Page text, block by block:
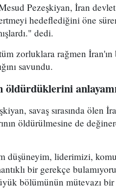
Pezeşkiyan, İran
hedeflediğini öne
dedi.
zorluklara rağmen
savundu.
savaş sırasında
öldürülmesine de
düşüneyim, liderimizi,
bir gerekçe
bölümünün mütevazı